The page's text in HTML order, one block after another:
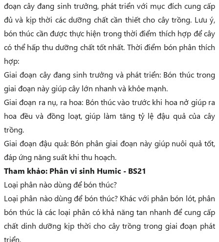
đoạn cây đang sinh trưởng, phát triển với mục đích cung cấp
đủ và kịp thời các dưỡng chất cần thiết cho cây trồng. Lưu ý,
bón thúc cần được thực hiện trong thời điểm thích hợp để cây
có thể hấp thu dưỡng chất tốt nhất. Thời điểm bón phân thích
hợp:
Giai đoạn cây đang sinh trưởng và phát triển: Bón thúc trong
giai đoạn này giúp cây lớn nhanh và khỏe mạnh.
Giai đoạn ra nụ, ra hoa: Bón thúc vào trước khi hoa nở giúp ra
hoa đều và đồng loạt, giúp làm tăng tỷ lệ đậu quả của cây
trồng.
Giai đoạn đậu quả: Bón phân giai đoạn này giúp nuôi quả tốt,
đáp ứng năng suất khi thu hoạch.
Tham khảo: Phân vi sinh Humic - BS21
Loại phân nào dùng để bón thúc?
Loại phân nào dùng để bón thúc? Khác với phân bón lót, phân
bón thúc là các loại phân có khả năng tan nhanh để cung cấp
chất dinh dưỡng kịp thời cho cây trồng trong giai đoạn phát
triển.